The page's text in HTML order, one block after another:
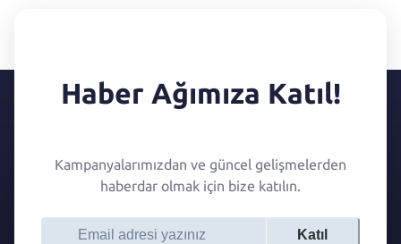
Haber Ağımıza Katıl!
Kampanyalarımızdan ve güncel gelişmelerden
haberdar olmak için bize katılın.
Katıl